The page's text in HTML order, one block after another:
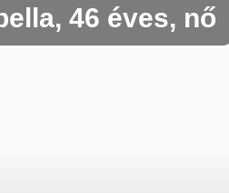
46 éves, nő